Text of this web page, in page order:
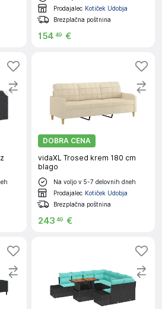
Prodajalec Kotiček Udobja
Brezplačna poštnina
154 49 €
DOBRA CENA
vidaXL Trosed krem 180 cm
blago
Na voljo v 5-7 delovnih dneh
Prodajalec Kotiček Udobja
Brezplačna poštnina
243 49 €